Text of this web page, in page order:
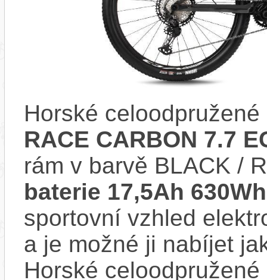
Horské
RACE CARBON 7.7
rám v barvě BLACK /
baterie 17,5Ah
sportovní vzhled
a je možné ji nabíjet
Horské